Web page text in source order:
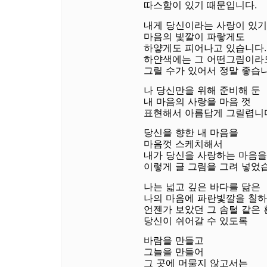
따스함이 있기 때문입니다.
내게 당신이라는 사랑이 있
마음의 빛깔이 파랗게도
하얗게도 피어나고 있습니다.
하얀색에는 그 어떤그림이라
그릴 수가 있어서 정말 좋습
나 당신만을 위해 준비해 둔
내 마음의 사랑을 마음 껏
표현해서 아름답게 그릴렵니
당신을 향한 내 마음을
마음껏 스케치해서
내가 당신을 사랑하는 마음을
이렇게 글 그림을 그려 넣었
나는 넓고 깊은 바다를 닮은
나의 마음에 파란빛깔을 칠
언젠가 보았던 그 솜털 같은
당신이 쉬어갈 수 있도록
바람을 만들고
그늘을 만들어
그 곳에 머물지 않고서는